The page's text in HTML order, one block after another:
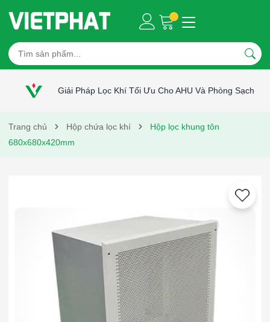
Giải Pháp Lọc Khí Tối Ưu Cho AHU Và Phòng Sạch
Trang chủ Hộp chứa lọc khí
Hộp lọc khung tôn
680x680x420mm